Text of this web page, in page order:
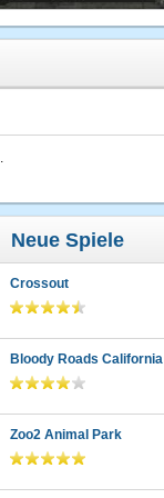
.
Neue Spiele
Crossout
Bloody Roads California
Zoo2 Animal Park